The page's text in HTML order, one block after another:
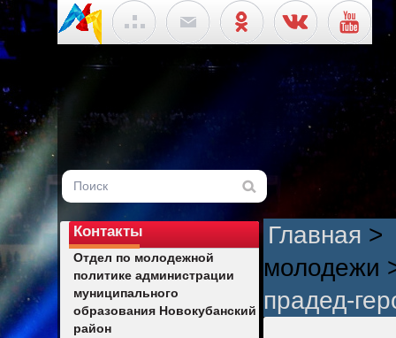
Контакты
Отдел по молодежной
политике администрации
муниципального
образования Новокубанский
район
Главная >
молодежи
прадед-